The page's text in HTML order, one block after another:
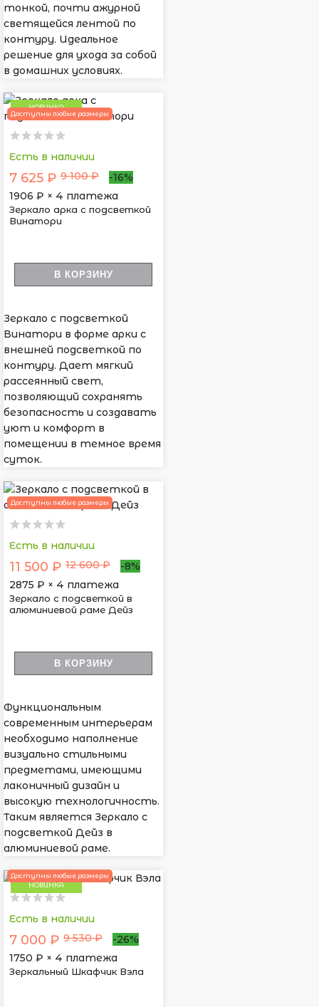
тонкой, почти ажурной
светящейся лентой по
контуру. Идеальное
решение для ухода за собой
в домашних условиях.
НОВИНКА
Доступны любые размеры
Есть в наличии
7 625 ₽ 9 100 ₽
-16%
1906 ₽ × 4 платежа
Зеркало арка с подсветкой
Винатори
В КОРЗИНУ
Зеркало с подсветкой
Винатори в форме арки с
внешней подсветкой по
контуру. Дает мягкий
рассеянный свет,
позволяющий сохранять
безопасность и создавать
уют и комфорт в
помещении в темное время
суток.
Доступны любые размеры
Есть в наличии
11 500 ₽ 12 600 ₽
-8%
2875 ₽ × 4 платежа
Зеркало с подсветкой в
алюминиевой раме Дейз
В КОРЗИНУ
Функциональным
современным интерьерам
необходимо наполнение
визуально стильными
предметами, имеющими
лаконичный дизайн и
высокую технологичность.
Таким является Зеркало с
подсветкой Дейз в
алюминиевой раме.
НОВИНКА
Доступны любые размеры
Есть в наличии
7 000 ₽ 9 530 ₽
-26%
1750 ₽ × 4 платежа
Зеркальный Шкафчик Вэла